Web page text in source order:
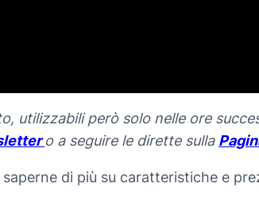
utilizzabili però solo nelle ore
o a seguire le dirette sulla
di più su caratteristiche e